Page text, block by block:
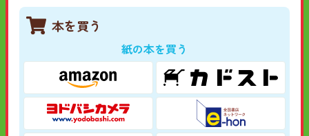
本を買う
紙の本を買う